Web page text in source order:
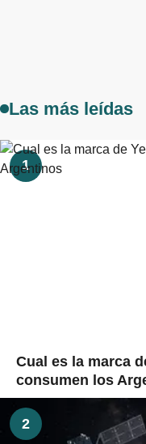
Las más leídas
1
Cual es la marca
consumen los
2